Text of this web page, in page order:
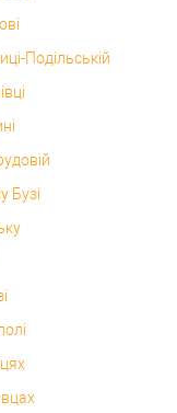
Подільській
Бузі